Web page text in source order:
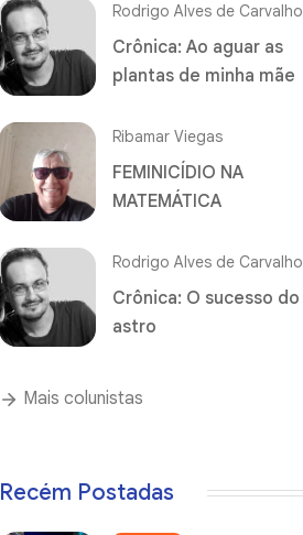
Rodrigo Alves de Carvalho
Crônica: Ao aguar as
plantas de minha mãe
Ribamar Viegas
FEMINICÍDIO NA
MATEMÁTICA
Rodrigo Alves de Carvalho
Crônica: O sucesso do
astro
Mais colunistas
Recém Postadas